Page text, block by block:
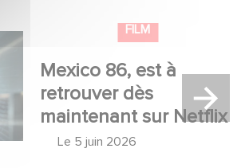
FILM
Mexico 86, est à retrouver
dès maintenant sur Netflix